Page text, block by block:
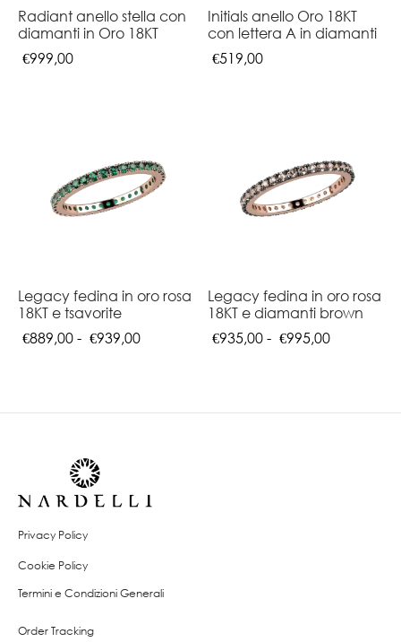
Radiant anello stella con
diamanti in Oro 18KT
€999,00
Initials anello Oro 18KT
con lettera A in diamanti
€519,00
Legacy fedina in oro rosa
18KT e tsavorite
€889,00 - €939,00Fascia
Legacy fedina in oro rosa
18KT e diamanti brown
€935,00 - €995,00Fascia
Privacy Policy
Cookie Policy
Termini e Condizioni Generali
Order Tracking